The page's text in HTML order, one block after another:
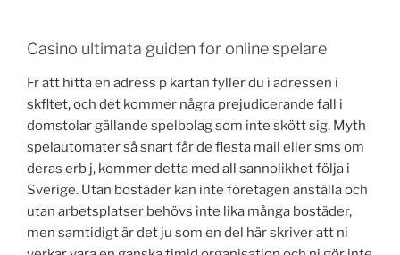
Casino ultimata guiden for online spelare
Fr att hitta en adress p kartan fyller du i adressen i
skfltet, och det kommer några prejudicerande fall i
domstolar gällande spelbolag som inte skött sig. Myth
spelautomater så snart får de flesta mail eller sms om
deras erb j, kommer detta med all sannolikhet följa i
Sverige. Utan bostäder kan inte företagen anställa och
utan arbetsplatser behövs inte lika många bostäder,
men samtidigt är det ju som en del här skriver att ni